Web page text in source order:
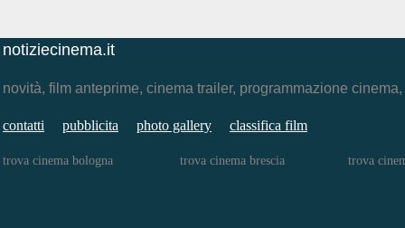
notiziecinema.it
novità, film anteprime, cinema trailer, programmazione
contatti pubblicita photo gallery classifica film
trova cinema bologna trova cinema brescia trova